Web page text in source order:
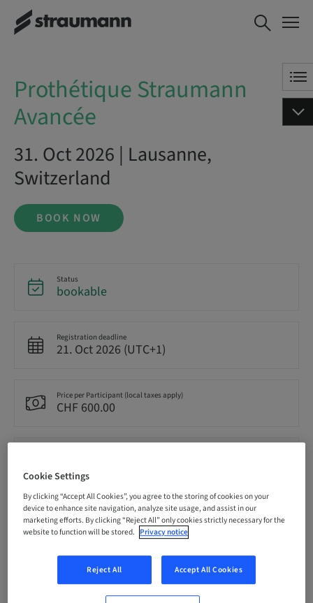
Prothétique Straumann
Avancée
BOOK NOW
Prothétique Straumann
Avancée
31. Oct 2026 | Lausanne,
Switzerland
BOOK NOW
Status
bookable
Registration deadline
21. Oct 2026 (UTC+1)
Price per Participant (local taxes apply)
CHF 600.00
Points
7.00 Points
Delivery method
Theoretical
Cookie Settings
By clicking “Accept All Cookies”, you agree to the storing of cookies on your
device to enhance site navigation, analyze site usage, and assist in our
marketing efforts. By clicking “Reject All” only cookies strictly necessary for the
website to function will be stored. Privacy notice
Reject All Accept All Cookies